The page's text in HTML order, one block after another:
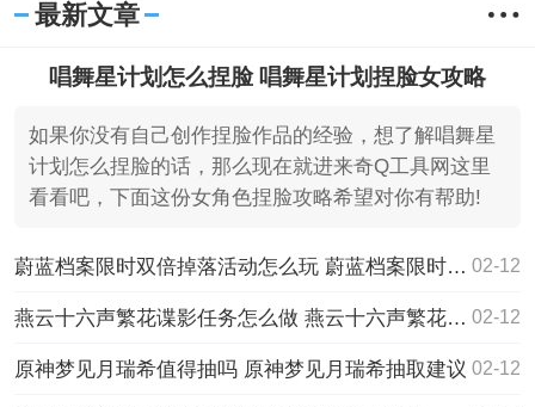
小游戏
最新文章
唱舞星计划怎么捏脸 唱舞星计划捏脸女攻略
如果你没有自己创作捏脸作品的经验，想了解唱舞星
计划怎么捏脸的话，那么现在就进来奇Q工具网这里
看看吧，下面这份女角色捏脸攻略希望对你有帮助!
蔚蓝档案限时双倍掉落活动怎么玩 蔚蓝档案限时双倍掉落活动内容一览 02-12
燕云十六声繁花谍影任务怎么做 燕云十六声繁花谍影任务攻略 02-12
原神梦见月瑞希值得抽吗 原神梦见月瑞希抽取建议 02-12